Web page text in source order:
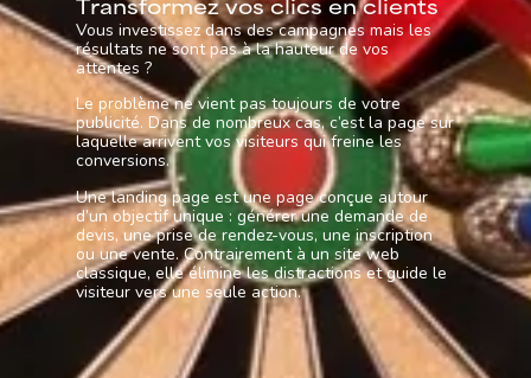
Vous investissez dans des campagnes mais les
résultats ne sont pas à la hauteur de vos
attentes ?
Le problème ne vient pas toujours de votre
publicité. Dans de nombreux cas, c’est la page sur
laquelle arrivent vos visiteurs qui freine les
conversions.
Une landing page est une page conçue autour
d’un objectif unique : générer une demande de
devis, une prise de rendez-vous, une inscription
ou une vente. Contrairement à un site web
classique, elle élimine les distractions et guide le
visiteur vers une seule action.